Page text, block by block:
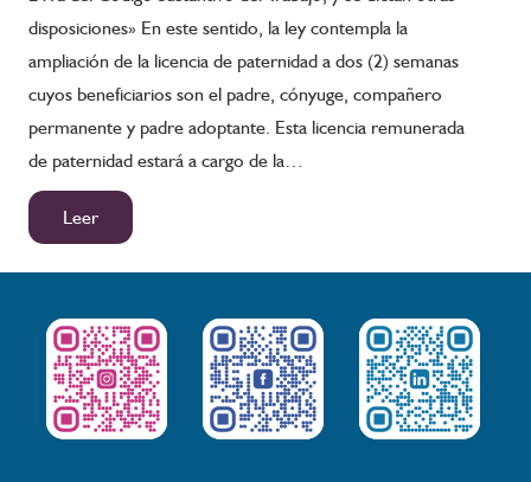
disposiciones» En este sentido, la ley contempla la
ampliación de la licencia de paternidad a dos (2) semanas
cuyos beneficiarios son el padre, cónyuge, compañero
permanente y padre adoptante. Esta licencia remunerada
de paternidad estará a cargo de la…
Leer